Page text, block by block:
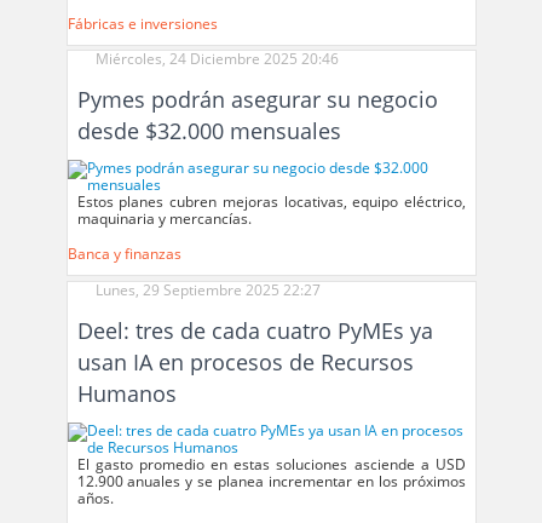
Fábricas e inversiones
Miércoles, 24 Diciembre 2025 20:46
Pymes podrán asegurar su negocio
desde $32.000 mensuales
Estos planes cubren mejoras locativas, equipo eléctrico,
maquinaria y mercancías.
Banca y finanzas
Lunes, 29 Septiembre 2025 22:27
Deel: tres de cada cuatro PyMEs ya
usan IA en procesos de Recursos
Humanos
El gasto promedio en estas soluciones asciende a USD
12.900 anuales y se planea incrementar en los próximos
años.